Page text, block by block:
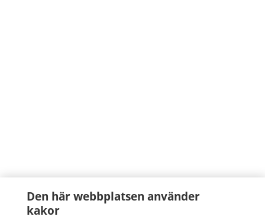
Den här webbplatsen använder
kakor